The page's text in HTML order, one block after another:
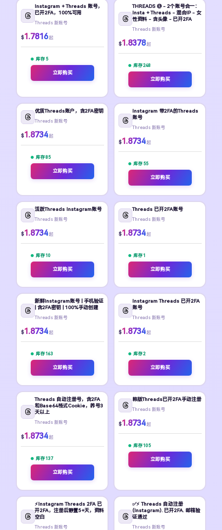
Instagram + Threads 账号，
已开2FA，100%可用
Threads 新账号
$1.7816 起
库存 5
立即购买
THREADS @ - 2个账号合一：
Insta + Threads - 混合IP - 女
性资料 - 含头像 - 已开2FA
Threads 新账号
$1.8378 起
库存 248
立即购买
优质Threads账户，含2FA密钥
Threads 新账号
$1.8734 起
库存 85
立即购买
Instagram 带2FA的Threads
账号
Threads 新账号
$1.8734 起
库存 55
立即购买
活跃Threads Instagram账号
Threads 新账号
$1.8734 起
库存 10
立即购买
Threads 已开2FA账号
Threads 新账号
$1.8734 起
库存 1
立即购买
新鲜Instagram账号 | 手机验证
| 含2FA密钥 | 100%手动创建
Threads 新账号
$1.8734 起
库存 163
立即购买
Instagram Threads 已开2FA
账号
Threads 新账号
$1.8734 起
库存 2
立即购买
Threads 自动注册号，含2FA
和Base64格式Cookie，养号3
天以上
Threads 新账号
$1.8734 起
库存 137
立即购买
韩版Threads已开2FA手动注册
Threads 新账号
$1.8734 起
库存 105
立即购买
⚡️Instagram Threads 2FA 已
开2FA，注册后静置5+天，资料
空白
Threads 新账号
✅⚡️ Threads 自动注册
(Instagram). 已开2FA. 邮箱验
证通过
Threads 新账号